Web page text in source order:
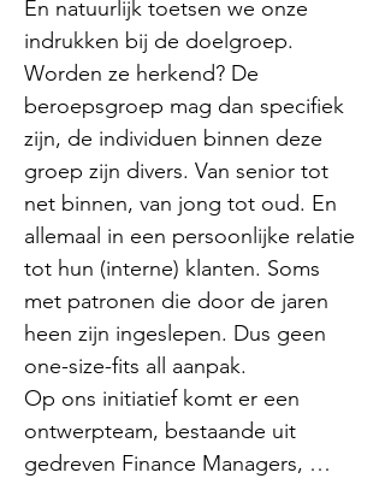
brengen dat sommige plannen
budgettair onhaalbaar of onhandig
zijn. Dat kan best spannend zijn…
In de gesprekken luisteren we niet
alleen naar wat er gezegd, maar
kijken nauwgezet naar de
samenwerking en sfeer tussen de
collega’s. Ook zijn we gevoelig
voor de verschillen tussen de
diverse faculteiten. Al deze
informatie geeft ons ingangen om
dominante thema’s en patronen
op tafel te krijgen.
En natuurlijk toetsen we onze
indrukken bij de doelgroep.
Worden ze herkend? De
beroepsgroep mag dan specifiek
zijn, de individuen binnen deze
groep zijn divers. Van senior tot
net binnen, van jong tot oud. En
allemaal in een persoonlijke relatie
tot hun (interne) klanten. Soms
met patronen die door de jaren
heen zijn ingeslepen. Dus geen
one-size-fits all aanpak.
Op ons initiatief komt er een
ontwerpteam, bestaande uit
gedreven Finance Managers,